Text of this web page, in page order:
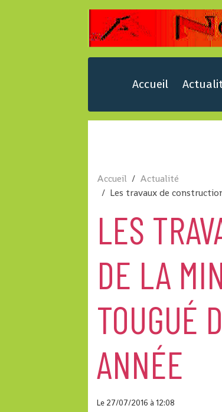
Accueil
Accueil
Actualité
Les travaux de
LES
DE LA
TOUGUÉ
ANNÉE
Le 27/07/2016à 12:08